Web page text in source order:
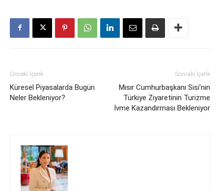
Önceki İçerik
Küresel Piyasalarda Bugün
Neler Bekleniyor?
Sonraki İçerik
Mısır Cumhurbaşkanı Sisi’nin
Türkiye Ziyaretinin Turizme
İvme Kazandırması Bekleniyor